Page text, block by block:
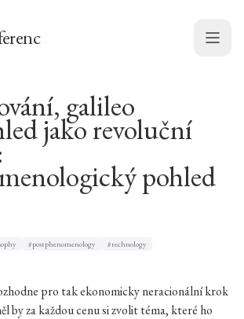
Menu
galileo
jako revoluční
pohled
#postphenomenology #technology
pro tak ekonomicky neracionální krok
by za každou cenu si zvolit téma, které ho